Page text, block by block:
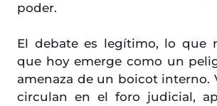
poder.
El debate es legítimo, lo que
que hoy emerge como un
amenaza de un boicot interno.
circulan en el foro judicial,